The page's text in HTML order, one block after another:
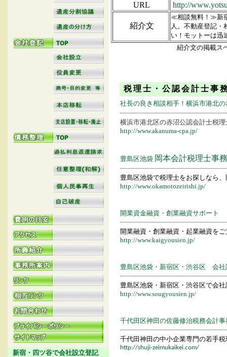
新宿・四ツ谷で会社設立登記
URL http://
紹介文
≪相談無料！≫新
人。不動産登記・
い！モットーは迅
紹介文の掲載ス
税理士・公認会計士事
社長の良き相談相手！横浜市港北の
横浜市港北区の赤沼公認会計士税
http://www.akanuma-cpa.jp/
豊島区池袋 岡本会計税理士事
豊島区池袋で税理士をお探しなら
http://www.okamotozeirishi.jp/
開業資金融資・創業融資サポート
開業融資・創業融資・起業融資を
http://www.kaigyousien.jp/
豊島区池袋・新宿区・渋谷区 会社
豊島区池袋・新宿区・渋谷区で会
http://www.sougyousien.jp/
千代田区神田の佐藤修治税務会計事
千代田神田の中小企業専門の若手
http://shuji-zeimukaikei.com/